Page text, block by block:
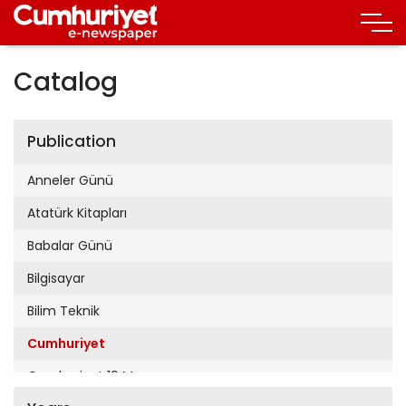
Catalog
Publication
Anneler Günü
Atatürk Kitapları
Babalar Günü
Bilgisayar
Bilim Teknik
Cumhuriyet
Cumhuriyet 19 Mayıs